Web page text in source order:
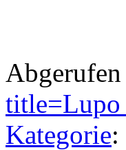
Kategorie: